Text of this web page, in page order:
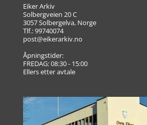
Eiker Arkiv
Solbergveien 20 C
3057 Solbergelva, Norge
Tlf.: 99740074
post@eikerarkiv.no
Åpningstider:
FREDAG: 08:30 - 15:00
Ellers etter avtale